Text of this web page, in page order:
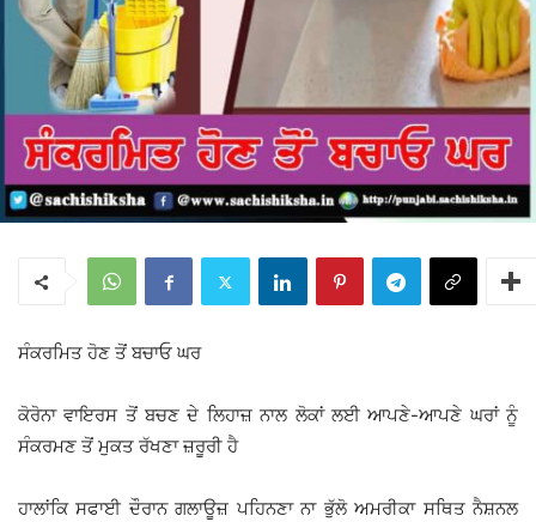
ਸੰਕਰਮਿਤ ਹੋਣ ਤੋਂ ਬਚਾਓ ਘਰ
ਕੋਰੋਨਾ ਵਾਇਰਸ ਤੋਂ ਬਚਣ ਦੇ ਲਿਹਾਜ਼ ਨਾਲ ਲੋਕਾਂ ਲਈ ਆਪਣੇ-ਆਪਣੇ ਘਰਾਂ ਨੂੰ
ਸੰਕਰਮਣ ਤੋਂ ਮੁਕਤ ਰੱਖਣਾ ਜ਼ਰੂਰੀ ਹੈ
ਹਾਲਾਂਕਿ ਸਫਾਈ ਦੌਰਾਨ ਗਲਾਊਜ਼ ਪਹਿਨਣਾ ਨਾ ਭੁੱਲੋ ਅਮਰੀਕਾ ਸਥਿਤ ਨੈਸ਼ਨਲ